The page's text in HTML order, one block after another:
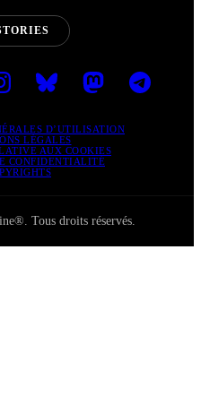
D’UTILISATION
LÉGALES
AUX COOKIES
CONFIDENTIALITÉ
Tous droits réservés.